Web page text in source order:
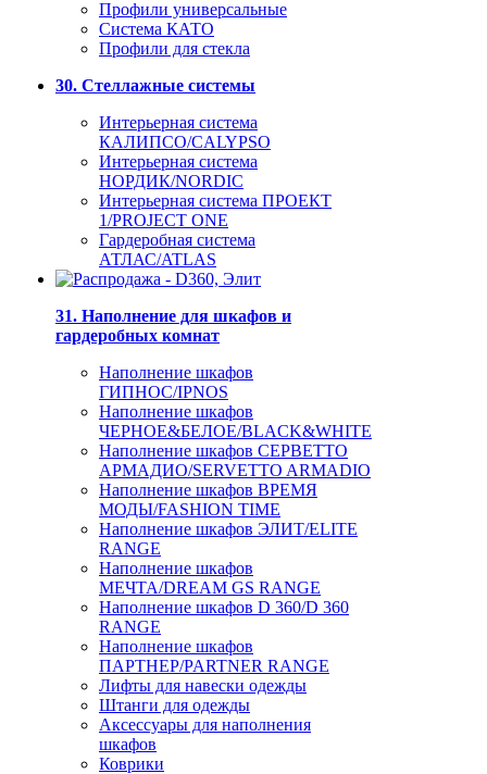
Профили универсальные
Система КАТО
Профили для стекла
30. Стеллажные системы
Интерьерная система
КАЛИПСО/CALYPSO
Интерьерная система
НОРДИК/NORDIC
Интерьерная система ПРОЕКТ
1/PROJECT ONE
Гардеробная система
АТЛАС/ATLAS
31. Наполнение для шкафов и
гардеробных комнат
Наполнение шкафов
ГИПНОС/IPNOS
Наполнение шкафов
ЧЕРНОЕ&БЕЛОЕ/BLACK&WHITE
Наполнение шкафов СЕРВЕТТО
АРМАДИО/SERVETTO ARMADIO
Наполнение шкафов ВРЕМЯ
МОДЫ/FASHION TIME
Наполнение шкафов ЭЛИТ/ELITE
RANGE
Наполнение шкафов
МЕЧТА/DREAM GS RANGE
Наполнение шкафов D 360/D 360
RANGE
Наполнение шкафов
ПАРТНЕР/PARTNER RANGE
Лифты для навески одежды
Штанги для одежды
Аксессуары для наполнения
шкафов
Коврики